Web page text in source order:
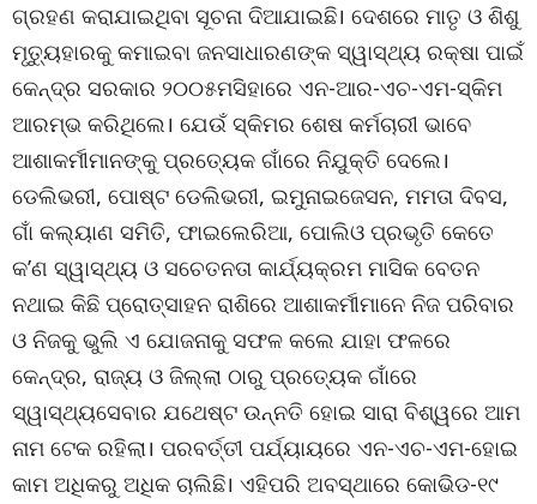
ଗ୍ରହଣ କରାଯାଇଥିବା ସୂଚନା ଦିଆଯାଇଛି। ଦେଶରେ ମାତୃ ଓ ଶିଶୁ
ମୃତ୍ୟୁହାରକୁ କମାଇବା ଜନସାଧାରଣଙ୍କ ସ୍ୱାସ୍ଥ୍ୟ ରକ୍ଷା ପାଇଁ
କେନ୍ଦ୍ର ସରକାର ୨୦୦୫ମସିହାରେ ଏନ-ଆର-ଏଚ-ଏମ-ସ୍କିମ
ଆରମ୍ଭ କରିଥିଲେ। ଯେଉଁ ସ୍କିମର ଶେଷ କର୍ମଚାରୀ ଭାବେ
ଆଶାକର୍ମୀମାନଙ୍କୁ ପ୍ରତ୍ୟେକ ଗାଁରେ ନିଯୁକ୍ତି ଦେଲେ।
ଡେଲିଭରୀ, ପୋଷ୍ଟ ଡେଲିଭରୀ, ଇମୁନାଇଜେସନ, ମମତା ଦିବସ,
ଗାଁ କଲ୍ୟାଣ ସମିତି, ଫାଇଲେରିଆ, ପୋଲିଓ ପ୍ରଭୃତି କେତେ
କ’ଣ ସ୍ୱାସ୍ଥ୍ୟ ଓ ସଚେତନତା କାର୍ଯ୍ୟକ୍ରମ ମାସିକ ବେତନ
ନଥାଇ କିଛି ପ୍ରୋତ୍ସାହନ ରାଶିରେ ଆଶାକର୍ମୀମାନେ ନିଜ ପରିବାର
ଓ ନିଜକୁ ଭୁଲି ଏ ଯୋଜନାକୁ ସଫଳ କଲେ ଯାହା ଫଳରେ
କେନ୍ଦ୍ର, ରାଜ୍ୟ ଓ ଜିଲ୍ଲା ଠାରୁ ପ୍ରତ୍ୟେକ ଗାଁରେ
ସ୍ୱାସ୍ଥ୍ୟସେବାର ଯଥେଷ୍ଟ ଉନ୍ନତି ହୋଇ ସାରା ବିଶ୍ୱରେ ଆମ
ନାମ ଟେକ ରହିଲା। ପରବର୍ତ୍ତୀ ପର୍ଯ୍ୟାୟରେ ଏନ-ଏଚ-ଏମ-ହୋଇ
କାମ ଅଧିକରୁ ଅଧିକ ଚାଲିଛି। ଏହିପରି ଅବସ୍ଥାରେ କୋଭିଡ-୧୯